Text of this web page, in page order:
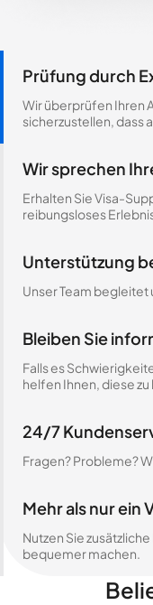
Prüfung durch
Wir überprüfen Ihren
sicherzustellen, dass
Wir sprechen
Erhalten Sie Visa-
reibungsloses
Unterstützung
Unser Team begleitet
Bleiben Sie
Falls es
helfen Ihnen, diese zu
24/7
Fragen? Probleme?
Mehr als nur ein
Nutzen Sie
bequemer machen.